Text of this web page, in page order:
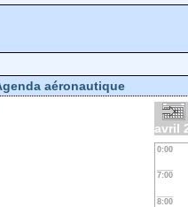
aéronautique
avril
0:00
7:00
8:00